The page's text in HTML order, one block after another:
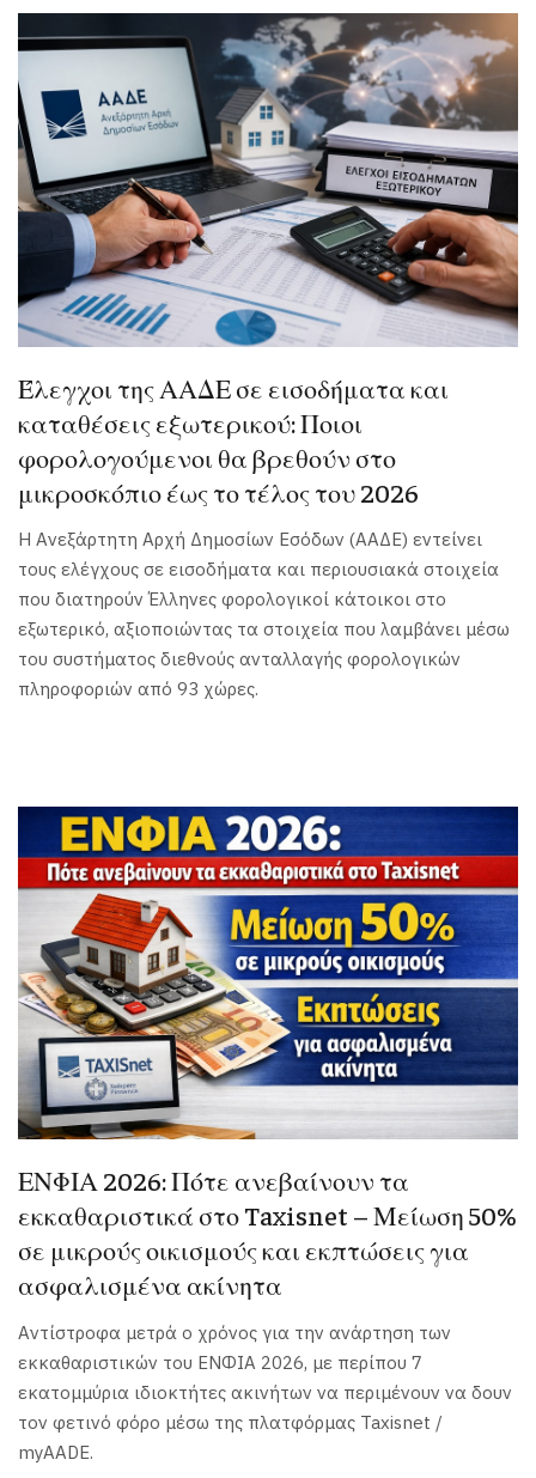
Έλεγχοι της ΑΑΔΕ σε εισοδήματα και
καταθέσεις εξωτερικού: Ποιοι
φορολογούμενοι θα βρεθούν στο
μικροσκόπιο έως το τέλος του 2026
Η Ανεξάρτητη Αρχή Δημοσίων Εσόδων (ΑΑΔΕ) εντείνει
τους ελέγχους σε εισοδήματα και περιουσιακά στοιχεία
που διατηρούν Έλληνες φορολογικοί κάτοικοι στο
εξωτερικό, αξιοποιώντας τα στοιχεία που λαμβάνει μέσω
του συστήματος διεθνούς ανταλλαγής φορολογικών
πληροφοριών από 93 χώρες.
ΕΝΦΙΑ 2026: Πότε ανεβαίνουν τα
εκκαθαριστικά στο Taxisnet – Μείωση 50%
σε μικρούς οικισμούς και εκπτώσεις για
ασφαλισμένα ακίνητα
Αντίστροφα μετρά ο χρόνος για την ανάρτηση των
εκκαθαριστικών του ΕΝΦΙΑ 2026, με περίπου 7
εκατομμύρια ιδιοκτήτες ακινήτων να περιμένουν να δουν
τον φετινό φόρο μέσω της πλατφόρμας Taxisnet /
myAADE.